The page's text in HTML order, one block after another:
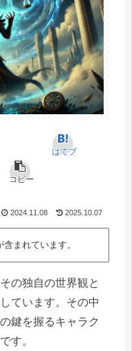
はてブ
コピー
2024.11.08 2025.10.07
まれています。
の独自の世界観と
ています。その中
鍵を握るキャラク
す。